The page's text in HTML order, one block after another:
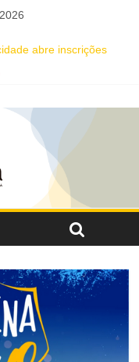
abre inscrições
homenagem ao dia do
coreano Junho Chu
da Festa de Santa
da Vila Sul do
cinema imersivo